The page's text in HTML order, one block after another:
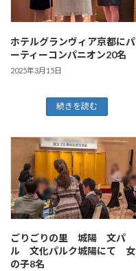
ホテルグランヴィア京都にパ
ーティーコンパニオン20名
2025年3月15日
続きを読む
ごりごりの里 城陽 文パ
ル 文化パルク城陽にて 女
の子8名